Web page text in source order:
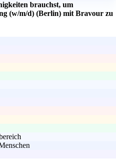
brauchst, um
(w/m/d) (Berlin) mit Bravour zu